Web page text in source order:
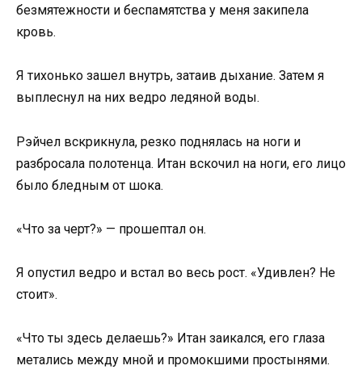
безмятежности и беспамятства у меня закипела
кровь.
Я тихонько зашел внутрь, затаив дыхание. Затем я
выплеснул на них ведро ледяной воды.
Рэйчел вскрикнула, резко поднялась на ноги и
разбросала полотенца. Итан вскочил на ноги, его лицо
было бледным от шока.
«Что за черт?» — прошептал он.
Я опустил ведро и встал во весь рост. «Удивлен? Не
стоит».
«Что ты здесь делаешь?» Итан заикался, его глаза
метались между мной и промокшими простынями.